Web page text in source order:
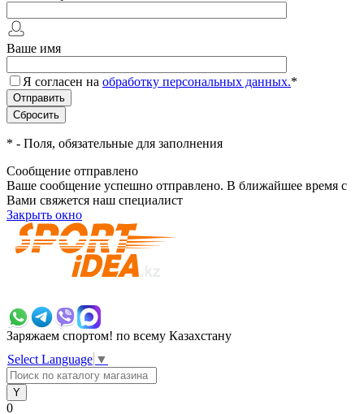
Ваше имя
Я согласен на обработку персональных данных.*
* - Поля, обязательные для заполнения
Сообщение отправлено
Ваше сообщение успешно отправлено. В ближайшее время с
Вами свяжется наш специалист
Закрыть окно
Заряжаем спортом! по всему Казахстану
Select Language ▼
0